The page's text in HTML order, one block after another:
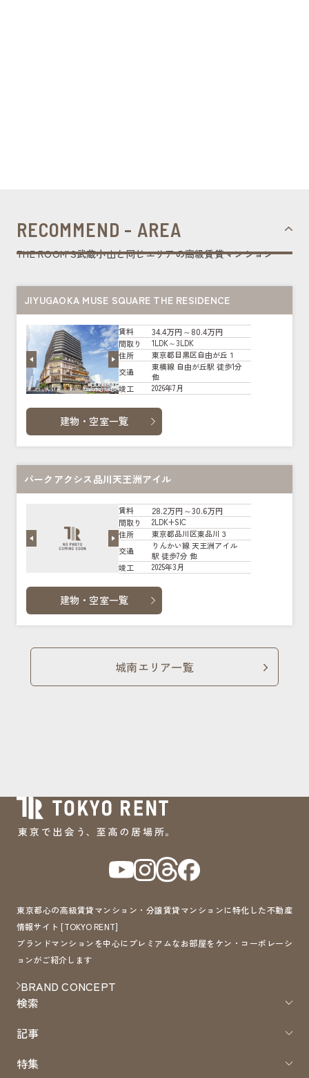
RECOMMEND - AREA
THE ROOM’S武蔵小山と同じエリアの高級賃貸マンション
JIYUGAOKA MUSE SQUARE THE RESIDENCE
賃料 34.4万円～80.4万円
間取り
1LDK～3LDK
住所
東京都目黒区自由が丘１
交通
東横線 自由が丘駅 徒歩1分
他
竣工
2026年7月
建物・空室一覧
パークアクシス品川天王洲アイル
賃料 28.2万円～30.6万円
間取り
2LDK+SIC
住所
東京都品川区東品川３
交通
りんかい線 天王洲アイル
駅 徒歩7分 他
竣工
2025年3月
建物・空室一覧
城南エリア一覧
東京都心の高級賃貸マンション・分譲賃貸マンションに特化した不動産
情報サイト [TOKYO RENT]
ブランドマンションを中心にプレミアムなお部屋をケン・コーポレーシ
ョンがご紹介します
BRAND CONCEPT
検索
記事
特集